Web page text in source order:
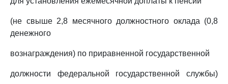
(не свыше 2,8 месячного должностного оклада (0,8
денежного
вознаграждения) по приравненной государственной
должности федеральной государственной службы)